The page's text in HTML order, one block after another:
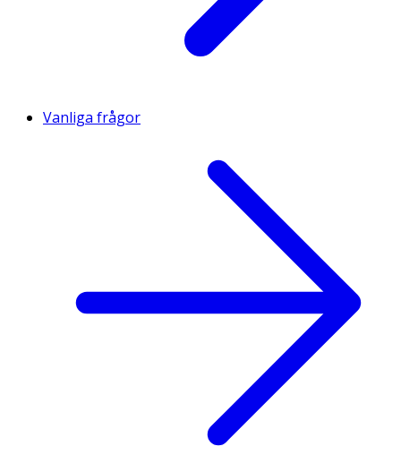
Vanliga frågor